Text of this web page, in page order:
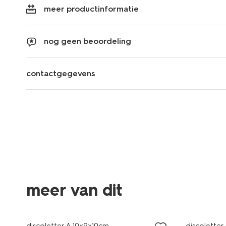
meer productinformatie
nog geen beoordeling
contactgegevens
meer van dit